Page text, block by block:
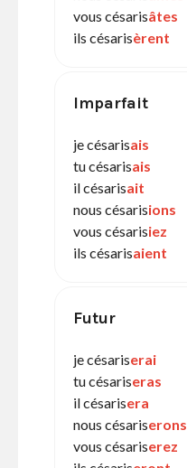
vous césarisâtes
ils césarisèrent
Imparfait
je césarisais
tu césarisais
il césarisait
nous césarisions
vous césarisiez
ils césarisaient
Futur
je césariserai
tu césariseras
il césarisera
nous césariserons
vous césariserez